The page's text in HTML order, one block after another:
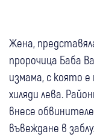
Жена,
пророчица Баба
измама, с която е
хиляди лева.
внесе
въвеждане в